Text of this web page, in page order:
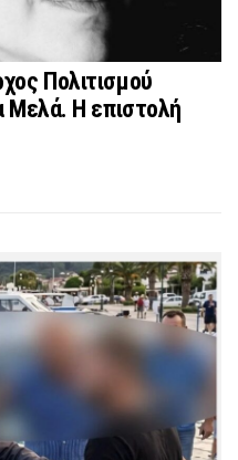
Πολιτισμού
Μελά. Η επιστολή